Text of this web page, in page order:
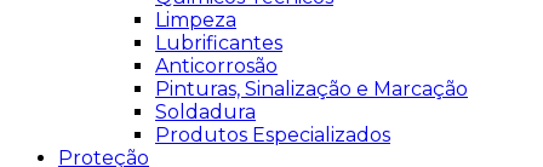
Limpeza
Lubrificantes
Anticorrosão
Pinturas, Sinalização e Marcação
Soldadura
Produtos Especializados
Proteção